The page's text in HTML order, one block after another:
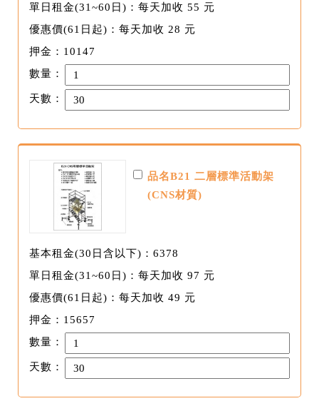
單日租金(31~60日)：每天加收 55 元
優惠價(61日起)：每天加收 28 元
押金：10147
數量：
天數：
品名B21 二層標準活動架
(CNS材質)
基本租金(30日含以下)：6378
單日租金(31~60日)：每天加收 97 元
優惠價(61日起)：每天加收 49 元
押金：15657
數量：
天數：